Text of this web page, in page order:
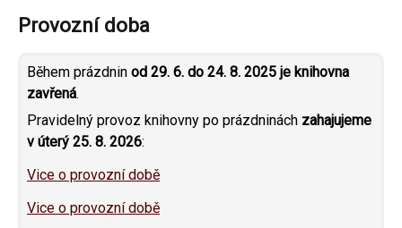
Provozní doba
Během prázdnin od 29. 6. do 24. 8. 2025 je knihovna
zavřená.
Pravidelný provoz knihovny po prázdninách zahajujeme
v úterý 25. 8. 2026:
Vice o provozní době
Vice o provozní době